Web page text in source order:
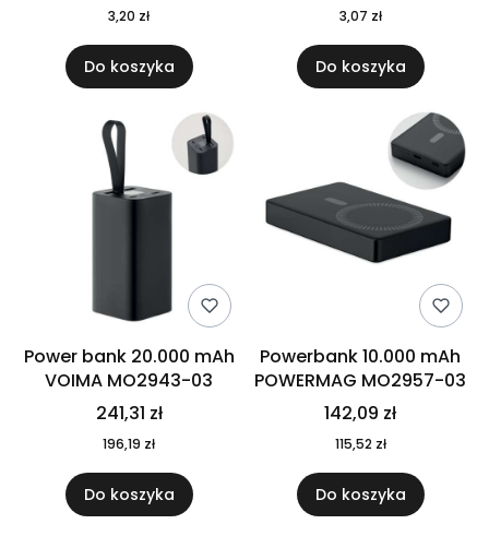
3,20 zł
Do koszyka
3,07 zł
Do koszyka
Power bank 20.000 mAh
VOIMA MO2943-03
241,31 zł
196,19 zł
Do koszyka
Powerbank 10.000 mAh
POWERMAG MO2957-03
142,09 zł
115,52 zł
Do koszyka